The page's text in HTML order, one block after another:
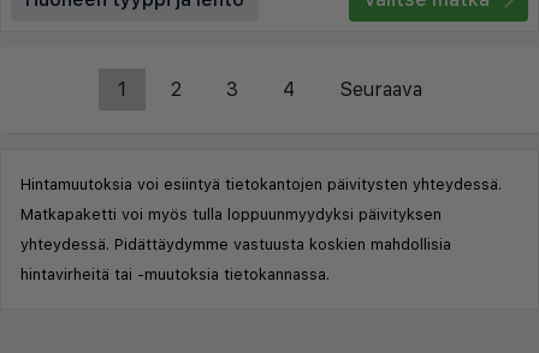
1 2 3 4 Seuraava
Hintamuutoksia voi esiintyä tietokantojen päivitysten yhteydessä.
Matkapaketti voi myös tulla loppuunmyydyksi päivityksen
yhteydessä. Pidättäydymme vastuusta koskien mahdollisia
hintavirheitä tai -muutoksia tietokannassa.